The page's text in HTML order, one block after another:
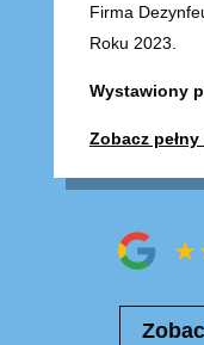
Firma
Roku 2023.
Wystawiony
Zobacz